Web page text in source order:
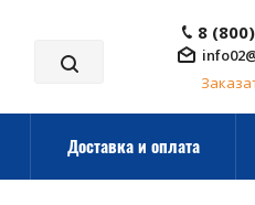
8
Доставка и оплата